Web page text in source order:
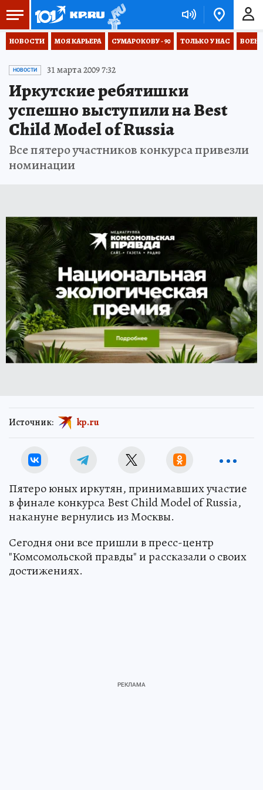
НОВОСТИ МОЯ КАРЬЕРА СУМАРОКОВУ - 90 ТОЛЬКО У НАС
НОВОСТИ 31 марта 2009 7:32
Иркутские ребятишки
успешно выступили на Best
Child Model of Russia
Все пятеро участников конкурса привезли
номинации
Источник: kp.ru
Пятеро юных иркутян, принимавших участие
в финале конкурса Best Child Model of Russia,
накануне вернулись из Москвы.
Сегодня они все пришли в пресс-центр
"Комсомольской правды" и рассказали о своих
достижениях.